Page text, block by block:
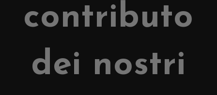
contributo
dei nostri